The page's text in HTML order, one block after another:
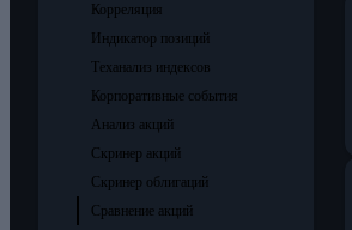
Корреляция
Индикатор позиций
Теханализ индексов
Корпоративные события
Анализ акций
Скринер акций
Скринер облигаций
Сравнение акций